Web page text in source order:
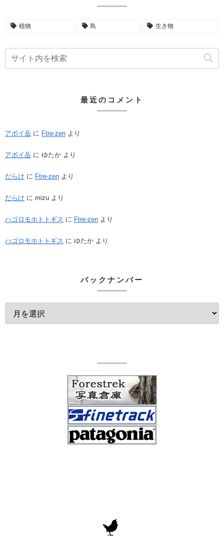
植物 鳥 生き物
最近のコメント
アポイ岳 に Ftre-zen より
アポイ岳 に ゆたか より
だらけ に Ftre-zen より
だらけ に mizu より
ハゴロモホトトギス に Ftre-zen より
ハゴロモホトトギス に ゆたか より
バックナンバー